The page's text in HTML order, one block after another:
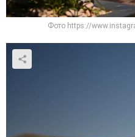
Фото https://